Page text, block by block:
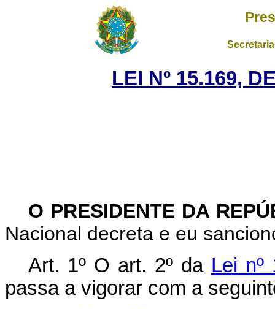
LEI Nº 15.169,
O PRESIDENTE DA
Nacional decreta e eu
Art. 1º O art. 2º da Lei nº
passa a vigorar com a